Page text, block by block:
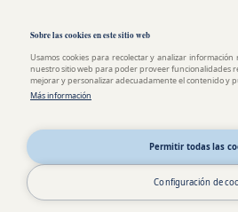
Sobre las cookies en este sitio web
Usamos cookies para recolectar y analizar
nuestro sitio web para poder proveer funcionalidades
mejorar y personalizar adecuadamente el contenido y
Más información
Permitir todas las
Configuración de